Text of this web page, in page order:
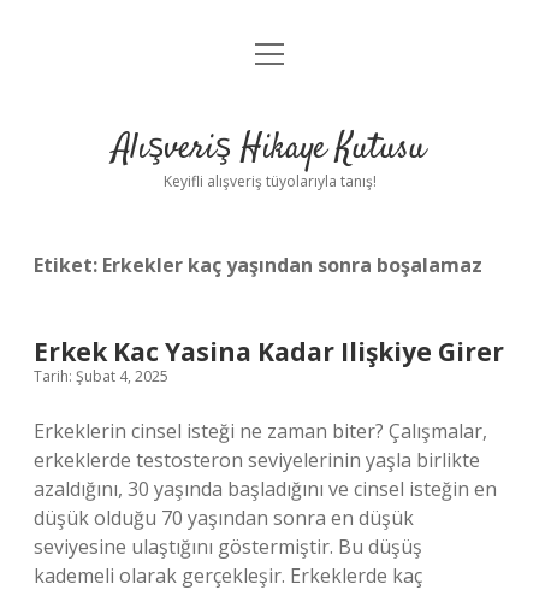
Anasayfa
Yasal Uyarı
menüyü
Alışveriş Hikaye Kutusu
Keyifli alışveriş tüyolarıyla tanış!
Etiket: Erkekler kaç yaşından sonra boşalamaz
Erkek Kac Yasina Kadar Ilişkiye Girer
Tarih: Şubat 4, 2025
Erkeklerin cinsel isteği ne zaman biter? Çalışmalar,
erkeklerde testosteron seviyelerinin yaşla birlikte
azaldığını, 30 yaşında başladığını ve cinsel isteğin en
düşük olduğu 70 yaşından sonra en düşük
seviyesine ulaştığını göstermiştir. Bu düşüş
kademeli olarak gerçekleşir. Erkeklerde kaç